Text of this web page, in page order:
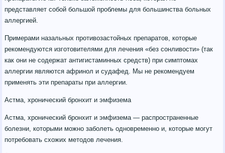
представляет собой большой проблемы для большинства больных
аллергией.
Примерами назальных противозастойных препаратов, которые
рекомендуются изготовителями для лечения «без сонливости» (так
как они не содержат антигистаминных средств) при симптомах
аллергии являются афринол и судафед. Мы не рекомендуем
применять эти препараты при аллергии.
Астма, хронический бронхит и эмфизема
Астма, хронический бронхит и эмфизема — распространенные
болезни, которыми можно заболеть одновременно и, которые могут
потребовать схожих методов лечения.